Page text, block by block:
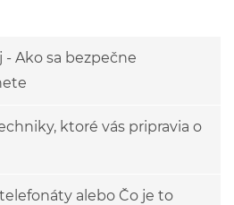
- Ako sa bezpečne
ktoré vás pripravia o
alebo Čo je to